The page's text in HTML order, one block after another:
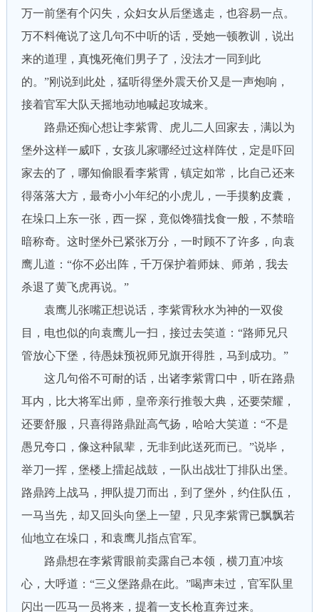
万一前堡有个闪失，众妇女从后堡逃走，也容易一点。
万不料俺说了这几句不中听的话，受她一顿教训，说出
来的道理，真愧死俺们男子了，没法才一同到此
的。”刚说到此处，猛听得堡外震天价又是一声炮响，
接着官军大队天摇地动地喊起攻城来。
路鼎还痴心想让李紫霄、虎儿二人回家去，满以为
堡外这样一威吓，女孩儿家哪经过这样阵仗，定是吓回
家去的了，哪知偷眼看李紫霄，镇定如常，比自己还来
得落落大方，最奇小小年纪的小虎儿，一手摸豹皮囊，
在垛口上东一张，西一探，竟似馋猫找食一般，不禁暗
暗称奇。这时堡外已紧张万分，一时顾不了许多，向袁
鹰儿道：“你不必出阵，千万保护着师妹、师弟，我去
杀退了黄飞虎再说。”
袁鹰儿张嘴正想说话，李紫霄秋水为神的一双俊
目，电也似的向袁鹰儿一扫，接过去笑道：“路师兄只
管放心下堡，待愚妹预祝师兄旗开得胜，马到成功。”
这几句俗不可耐的话，出诸李紫霄口中，听在路鼎
耳内，比大将军出师，皇帝亲行推彀大典，还要荣耀，
还要舒服，只喜得路鼎趾高气扬，哈哈大笑道：“不是
愚兄夸口，像这种鼠辈，无非到此送死而已。”说毕，
举刀一挥，堡楼上擂起战鼓，一队出战壮丁排队出堡。
路鼎跨上战马，押队提刀而出，到了堡外，约住队伍，
一马当先，却又回头向堡上一望，只见李紫霄已飘飘若
仙地立在垛口，和袁鹰儿指点官军。
路鼎想在李紫霄眼前卖露自己本领，横刀直冲垓
心，大呼道：“三义堡路鼎在此。”喝声未过，官军队里
闪出一匹马一员将来，提着一支长枪直奔过来。